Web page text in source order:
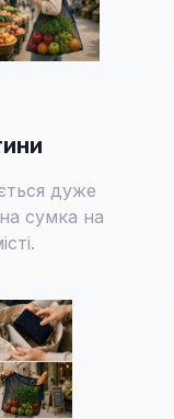
дуже
сумка на